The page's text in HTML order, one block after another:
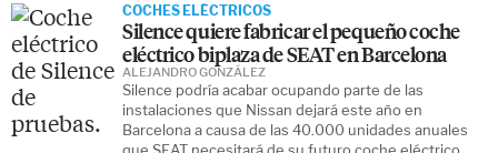
COCHES ELÉCTRICOS
Silence quiere fabricar el pequeño coche
eléctrico biplaza de SEAT en Barcelona
Silence podría acabar ocupando parte de las
instalaciones que Nissan dejará este año en
Barcelona a causa de las 40.000 unidades anuales
que SEAT necesitará de su futuro coche eléctrico.
ALEJANDRO GONZÁLEZ